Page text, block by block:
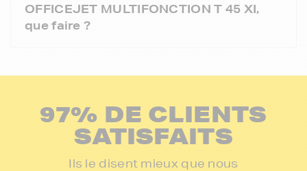
OFFICEJET MULTIFONCTION T 45 XI,
que faire ?
97% DE CLIENTS
SATISFAITS
Ils le disent mieux que nous